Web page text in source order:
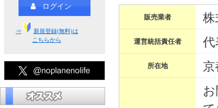
ログイン
⇒
新規登録(無料)は
こちらから
販売業者
運営統括責任者
所在地